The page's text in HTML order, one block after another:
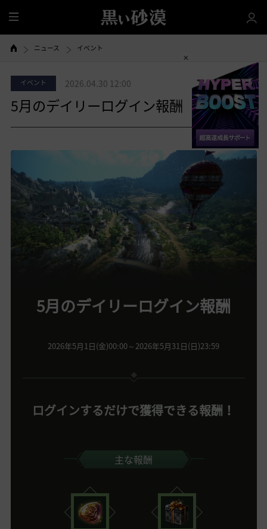
全
体
ニュース イベント
イベント 2026.04.30 12:00
5月のデイリーログイン報酬
共有する
5月のデイリーログイン報酬
2026年5月1日(金)00:00～2026年5月31日(日)23:59
ログインするだけで獲得できる報酬！
主な報酬